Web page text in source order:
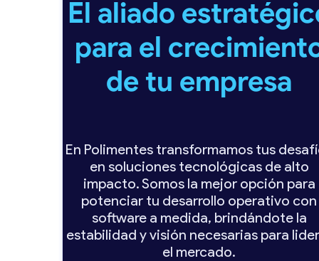
El aliado
para el
de tu empresa
En Polimentes transformamos tus
en soluciones tecnológicas de alto
impacto. Somos la mejor opción para
potenciar tu desarrollo operativo con
software a medida, brindándote la
estabilidad y visión necesarias para
el mercado.